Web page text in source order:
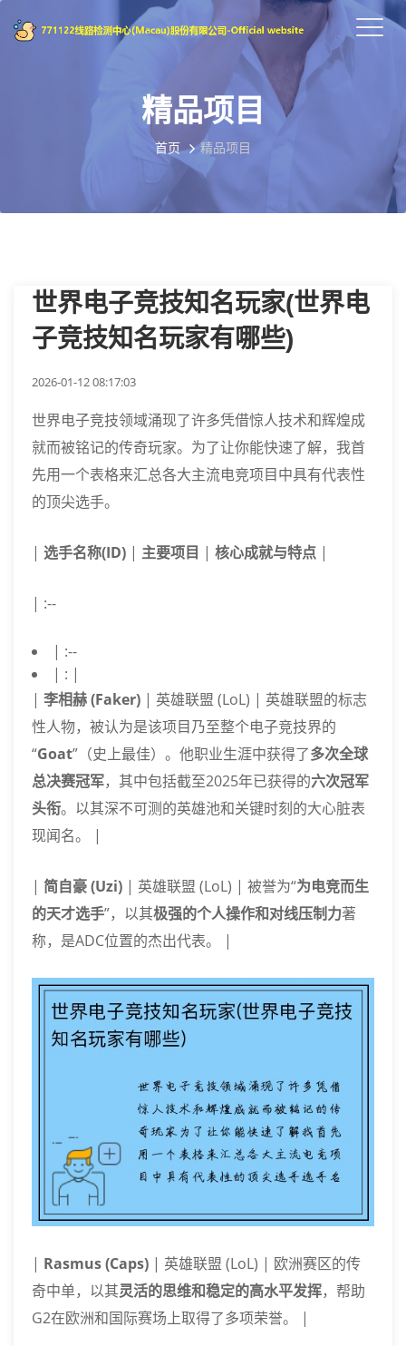
精品项目
首页 精品项目
世界电子竞技知名玩家(世界电
子竞技知名玩家有哪些)
2026-01-12 08:17:03
世界电子竞技领域涌现了许多凭借惊人技术和辉煌成
就而被铭记的传奇玩家。为了让你能快速了解，我首
先用一个表格来汇总各大主流电竞项目中具有代表性
的顶尖选手。
| 选手名称(ID) | 主要项目 | 核心成就与特点 |
| :--
| :--
| : |
| 李相赫 (Faker) | 英雄联盟 (LoL) | 英雄联盟的标志
性人物，被认为是该项目乃至整个电子竞技界的
“Goat”（史上最佳）。他职业生涯中获得了多次全球
总决赛冠军，其中包括截至2025年已获得的六次冠军
头衔。以其深不可测的英雄池和关键时刻的大心脏表
现闻名。 |
| 简自豪 (Uzi) | 英雄联盟 (LoL) | 被誉为“为电竞而生
的天才选手”，以其极强的个人操作和对线压制力著
称，是ADC位置的杰出代表。 |
| Rasmus (Caps) | 英雄联盟 (LoL) | 欧洲赛区的传
奇中单，以其灵活的思维和稳定的高水平发挥，帮助
G2在欧洲和国际赛场上取得了多项荣誉。 |